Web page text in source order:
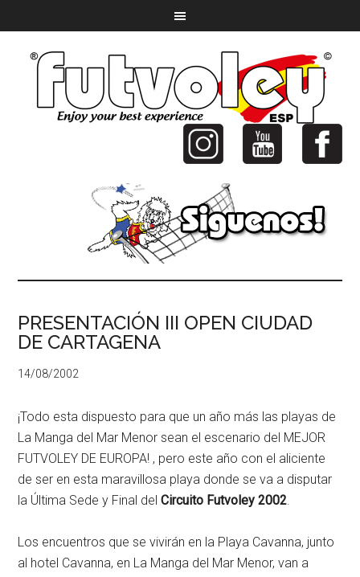
PRESENTACIÓN III OPEN CIUDAD
DE CARTAGENA
14/08/2002
¡Todo esta dispuesto para que un año más las playas de
La Manga del Mar Menor sean el escenario del MEJOR
FUTVOLEY DE EUROPA! , pero este año con el aliciente
de ser en esta maravillosa playa donde se va a disputar
la Última Sede y Final delCircuito Futvoley 2002.
Los encuentros que se vivirán en la Playa Cavanna, junto
al hotel Cavanna, en La Manga del Mar Menor, van a